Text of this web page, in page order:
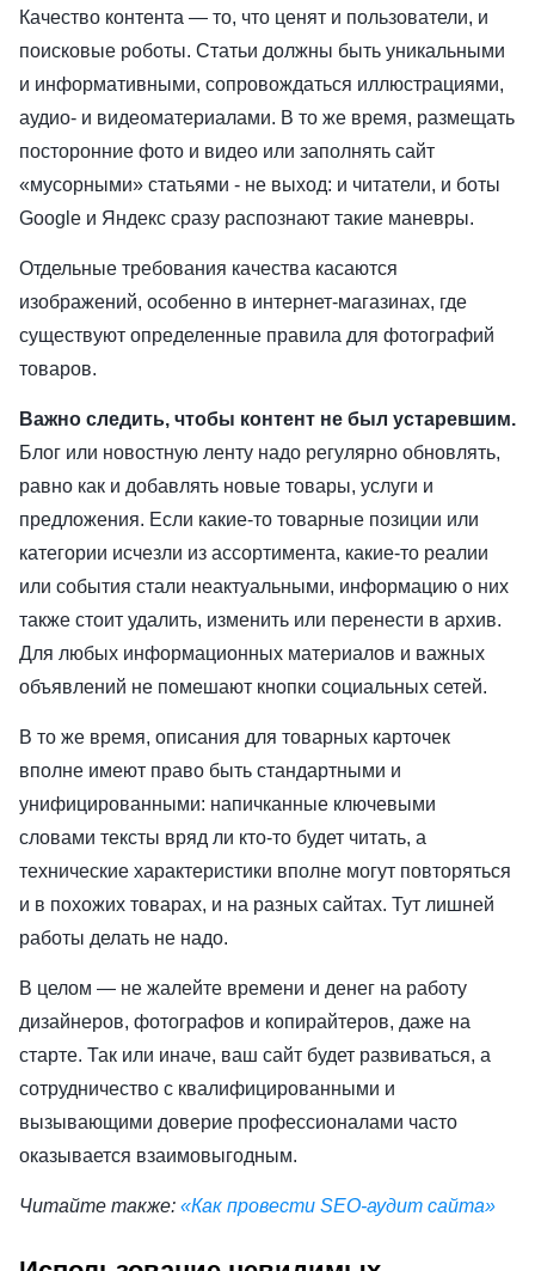
Качество контента — то, что ценят и пользователи, и
поисковые роботы. Статьи должны быть уникальными
и информативными, сопровождаться иллюстрациями,
аудио- и видеоматериалами. В то же время, размещать
посторонние фото и видео или заполнять сайт
«мусорными» статьями - не выход: и читатели, и боты
Google и Яндекс сразу распознают такие маневры.
Отдельные требования качества касаются
изображений, особенно в интернет-магазинах, где
существуют определенные правила для фотографий
товаров.
Важно следить, чтобы контент не был устаревшим.
Блог или новостную ленту надо регулярно обновлять,
равно как и добавлять новые товары, услуги и
предложения. Если какие-то товарные позиции или
категории исчезли из ассортимента, какие-то реалии
или события стали неактуальными, информацию о них
также стоит удалить, изменить или перенести в архив.
Для любых информационных материалов и важных
объявлений не помешают кнопки социальных сетей.
В то же время, описания для товарных карточек
вполне имеют право быть стандартными и
унифицированными: напичканные ключевыми
словами тексты вряд ли кто-то будет читать, а
технические характеристики вполне могут повторяться
и в похожих товарах, и на разных сайтах. Тут лишней
работы делать не надо.
В целом — не жалейте времени и денег на работу
дизайнеров, фотографов и копирайтеров, даже на
старте. Так или иначе, ваш сайт будет развиваться, а
сотрудничество с квалифицированными и
вызывающими доверие профессионалами часто
оказывается взаимовыгодным.
Читайте также: «Как провести SEO-аудит сайта»